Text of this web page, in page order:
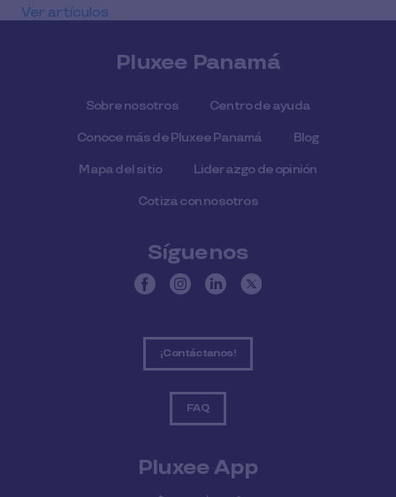
Ver artículos
Pluxee Panamá
Sobre nosotros Centro de ayuda
Conoce más de Pluxee Panamá Blog
Mapa del sitio Liderazgo de opinión
Cotiza con nosotros
Síguenos
¡Contáctanos!
FAQ
Pluxee App